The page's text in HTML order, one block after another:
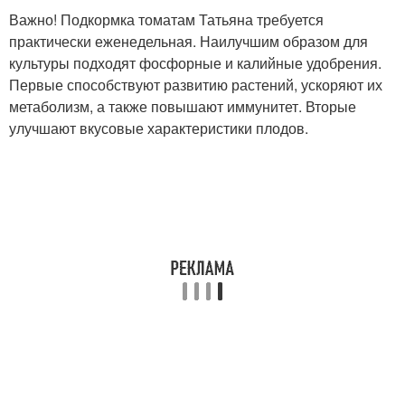
Важно! Подкормка томатам Татьяна требуется
практически еженедельная. Наилучшим образом для
культуры подходят фосфорные и калийные удобрения.
Первые способствуют развитию растений, ускоряют их
метаболизм, а также повышают иммунитет. Вторые
улучшают вкусовые характеристики плодов.